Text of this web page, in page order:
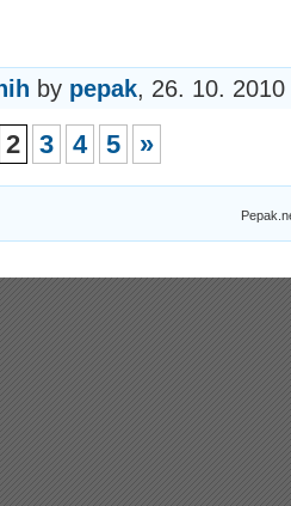
by pepak, 26. 10.
2 3 4 5 »